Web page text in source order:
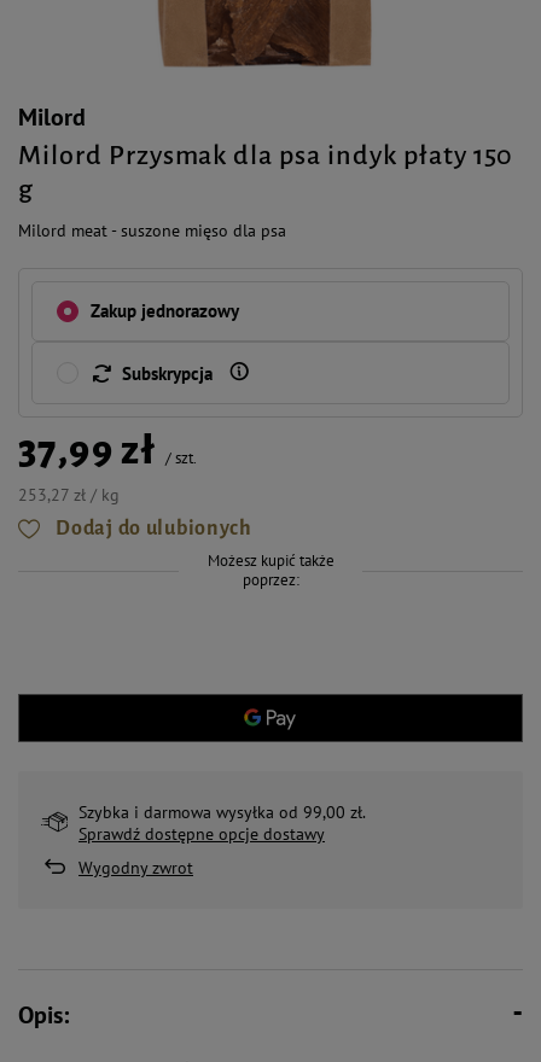
Milord
Milord Przysmak dla psa indyk płaty 150
g
Milord meat - suszone mięso dla psa
Zakup jednorazowy
Subskrypcja
37,99 zł /szt.
253,27 zł / kg
Dodaj do ulubionych
Możesz kupić także
poprzez:
Szybka i darmowa wysyłka od 99,00 zł.
Sprawdź dostępne opcje dostawy
Wygodny zwrot
Opis: